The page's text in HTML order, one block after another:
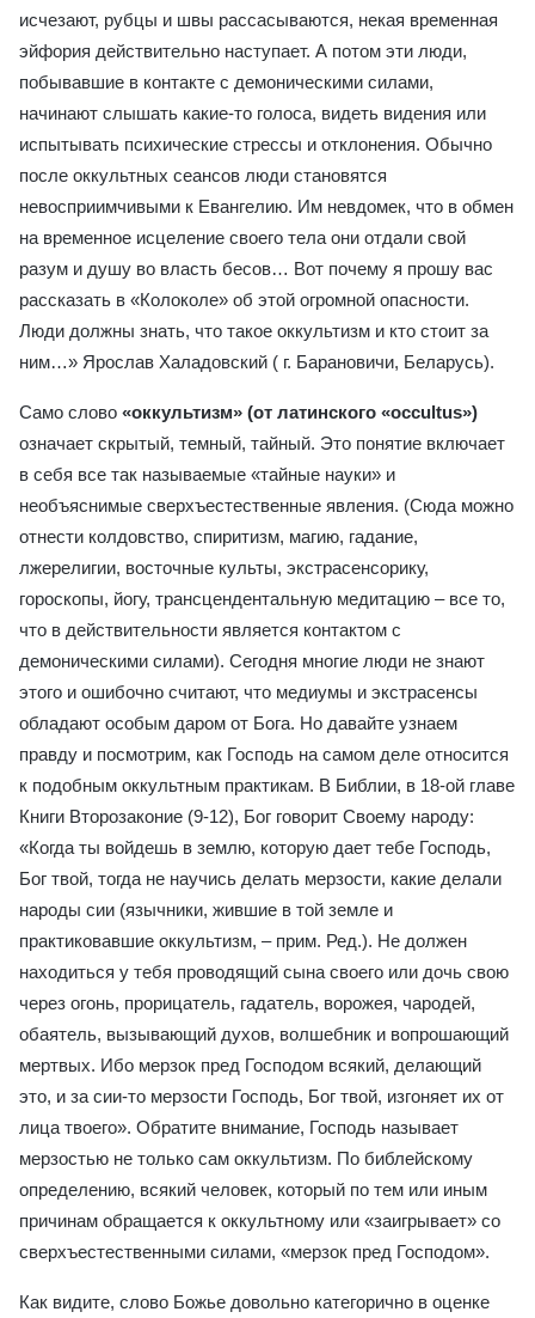
исчезают, рубцы и швы рассасываются, некая временная
эйфория действительно наступает. А потом эти люди,
побывавшие в контакте с демоническими силами,
начинают слышать какие-то голоса, видеть видения или
испытывать психические стрессы и отклонения. Обычно
после оккультных сеансов люди становятся
невосприимчивыми к Евангелию. Им невдомек, что в обмен
на временное исцеление своего тела они отдали свой
разум и душу во власть бесов… Вот почему я прошу вас
рассказать в «Колоколе» об этой огромной опасности.
Люди должны знать, что такое оккультизм и кто стоит за
ним…» Ярослав Халадовский ( г. Барановичи, Беларусь).
Само слово «оккультизм» (от латинского «occultus»)
означает скрытый, темный, тайный. Это понятие включает
в себя все так называемые «тайные науки» и
необъяснимые сверхъестественные явления. (Сюда можно
отнести колдовство, спиритизм, магию, гадание,
лжерелигии, восточные культы, экстрасенсорику,
гороскопы, йогу, трансцендентальную медитацию – все то,
что в действительности является контактом с
демоническими силами). Сегодня многие люди не знают
этого и ошибочно считают, что медиумы и экстрасенсы
обладают особым даром от Бога. Но давайте узнаем
правду и посмотрим, как Господь на самом деле относится
к подобным оккультным практикам. В Библии, в 18-ой главе
Книги Второзаконие (9-12), Бог говорит Своему народу:
«Когда ты войдешь в землю, которую дает тебе Господь,
Бог твой, тогда не научись делать мерзости, какие делали
народы сии (язычники, жившие в той земле и
практиковавшие оккультизм, – прим. Ред.). Не должен
находиться у тебя проводящий сына своего или дочь свою
через огонь, прорицатель, гадатель, ворожея, чародей,
обаятель, вызывающий духов, волшебник и вопрошающий
мертвых. Ибо мерзок пред Господом всякий, делающий
это, и за сии-то мерзости Господь, Бог твой, изгоняет их от
лица твоего». Обратите внимание, Господь называет
мерзостью не только сам оккультизм. По библейскому
определению, всякий человек, который по тем или иным
причинам обращается к оккультному или «заигрывает» со
сверхъестественными силами, «мерзок пред Господом».
Как видите, слово Божье довольно категорично в оценке